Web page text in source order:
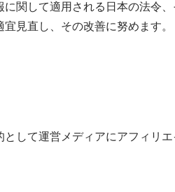
関して適用される日本の法令
見直し、その改善に努めます。
して運営メディアにアフィリ